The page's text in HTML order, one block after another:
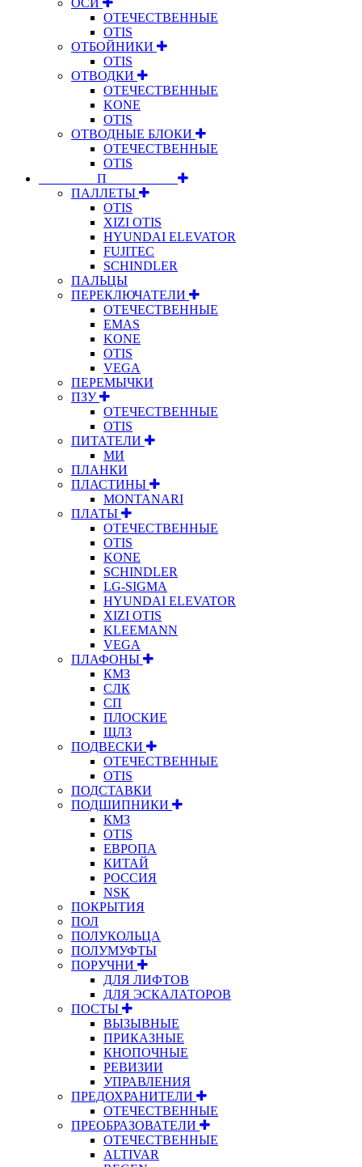
ОТЕЧЕСТВЕННЫЕ
OTIS
ОТБОЙНИКИ
OTIS
ОТВОДКИ
ОТЕЧЕСТВЕННЫЕ
KONE
OTIS
ОТВОДНЫЕ БЛОКИ
ОТЕЧЕСТВЕННЫЕ
OTIS
⠀⠀⠀⠀⠀⠀П⠀⠀⠀⠀⠀⠀⠀
ПАЛЛЕТЫ
OTIS
XIZI OTIS
HYUNDAI ELEVATOR
FUJITEC
SCHINDLER
ПАЛЬЦЫ
ПЕРЕКЛЮЧАТЕЛИ
ОТЕЧЕСТВЕННЫЕ
EMAS
KONE
OTIS
VEGA
ПЕРЕМЫЧКИ
ПЗУ
ОТЕЧЕСТВЕННЫЕ
OTIS
ПИТАТЕЛИ
МИ
ПЛАНКИ
ПЛАСТИНЫ
MONTANARI
ПЛАТЫ
ОТЕЧЕСТВЕННЫЕ
OTIS
KONE
SCHINDLER
LG-SIGMA
HYUNDAI ELEVATOR
XIZI OTIS
KLEEMANN
VEGA
ПЛАФОНЫ
КМЗ
СЛК
СП
ПЛОСКИЕ
ЩЛЗ
ПОДВЕСКИ
ОТЕЧЕСТВЕННЫЕ
OTIS
ПОДСТАВКИ
ПОДШИПНИКИ
КМЗ
OTIS
ЕВРОПА
КИТАЙ
РОССИЯ
NSK
ПОКРЫТИЯ
ПОЛ
ПОЛУКОЛЬЦА
ПОЛУМУФТЫ
ПОРУЧНИ
ДЛЯ ЛИФТОВ
ДЛЯ ЭСКАЛАТОРОВ
ПОСТЫ
ВЫЗЫВНЫЕ
ПРИКАЗНЫЕ
КНОПОЧНЫЕ
РЕВИЗИИ
УПРАВЛЕНИЯ
ПРЕДОХРАНИТЕЛИ
ОТЕЧЕСТВЕННЫЕ
ПРЕОБРАЗОВАТЕЛИ
ОТЕЧЕСТВЕННЫЕ
ALTIVAR